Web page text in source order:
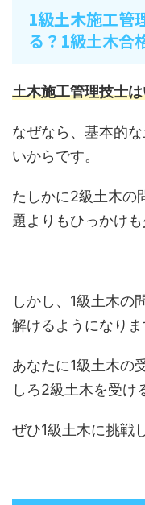
1級土木施工管
る？1級土木合
土木施工管理技士
なぜなら、基本的
いからです。
たしかに2級土木の
題よりもひっかけ
しかし、1級土木の
解けるようになりま
あなたに1級土木の
しろ2級土木を受け
ぜひ1級土木に挑戦